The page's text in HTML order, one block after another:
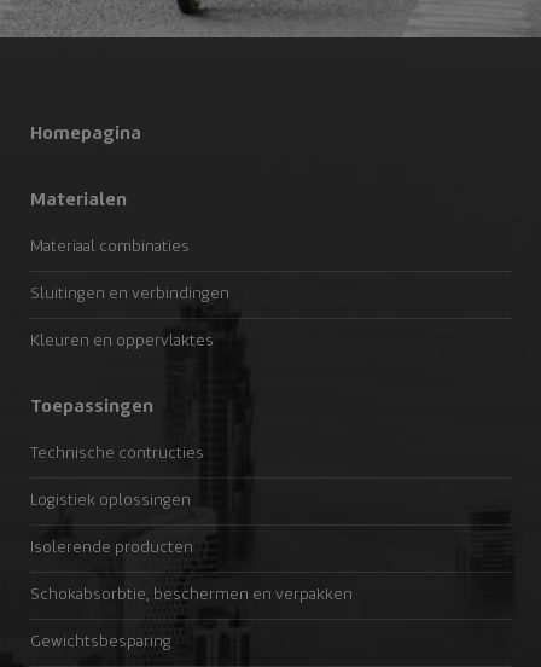
Homepagina
Materialen
Materiaal combinaties
Sluitingen en verbindingen
Kleuren en oppervlaktes
Toepassingen
Technische contructies
Logistiek oplossingen
Isolerende producten
Schokabsorbtie, beschermen en verpakken
Gewichtsbesparing